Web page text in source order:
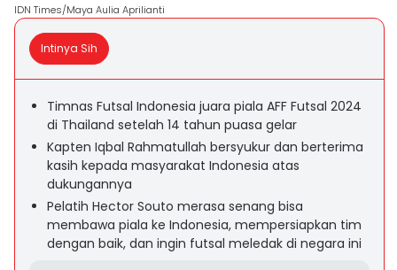
IDN Times/Maya Aulia Aprilianti
Intinya Sih
Timnas Futsal Indonesia juara piala AFF Futsal 2024
di Thailand setelah 14 tahun puasa gelar
Kapten Iqbal Rahmatullah bersyukur dan berterima
kasih kepada masyarakat Indonesia atas
dukungannya
Pelatih Hector Souto merasa senang bisa
membawa piala ke Indonesia, mempersiapkan tim
dengan baik, dan ingin futsal meledak di negara ini